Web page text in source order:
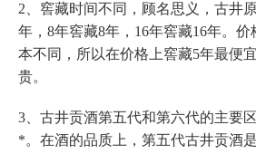
2、窖藏时间不同，顾名思义，古井
年，8年窖藏8年，16年窖藏16年。
本不同，所以在价格上窖藏5年最便
贵。
3、古井贡酒第五代和第六代的主要
*。在酒的品质上，第五代古井贡酒